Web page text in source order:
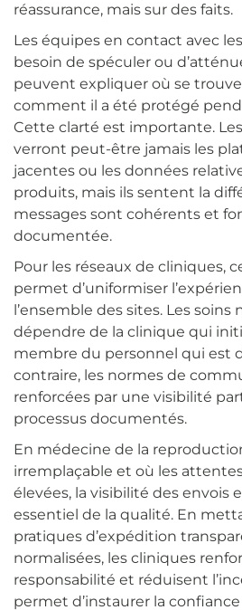
réassurance, mais sur des faits.
Les équipes en contact avec
besoin de spéculer ou
peuvent expliquer où se
comment il a été protégé
Cette clarté est importante.
verront peut-être jamais les
jacentes ou les données
produits, mais ils sentent la
messages sont cohérents et
documentée.
Pour les réseaux de cliniques,
permet d’uniformiser
l’ensemble des sites. Les
dépendre de la clinique qui
membre du personnel qui est
contraire, les normes de
renforcées par une visibilité
processus documentés.
En médecine de la
irremplaçable et où les
élevées, la visibilité des envois
essentiel de la qualité. En
pratiques d’expédition
normalisées, les cliniques
responsabilité et réduisent
permet d’instaurer la